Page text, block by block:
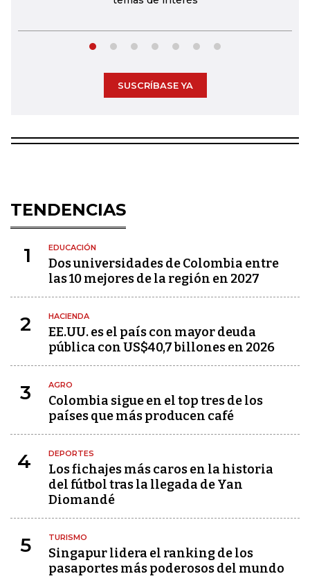
SUSCRÍBASE YA
TENDENCIAS
1 EDUCACIÓN
Dos universidades de Colombia entre
las 10 mejores de la región en 2027
2 HACIENDA
EE.UU. es el país con mayor deuda
pública con US$40,7 billones en 2026
3 AGRO
Colombia sigue en el top tres de los
países que más producen café
4 DEPORTES
Los fichajes más caros en la historia
del fútbol tras la llegada de Yan
Diomandé
5 TURISMO
Singapur lidera el ranking de los
pasaportes más poderosos del mundo